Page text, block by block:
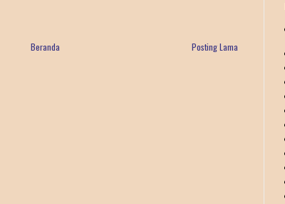
Posting Lama
Beranda